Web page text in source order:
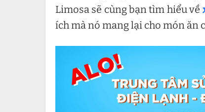
Limosa sẽ cùng bạn tìm hiểu về
ích mà nó mang lại cho món ăn